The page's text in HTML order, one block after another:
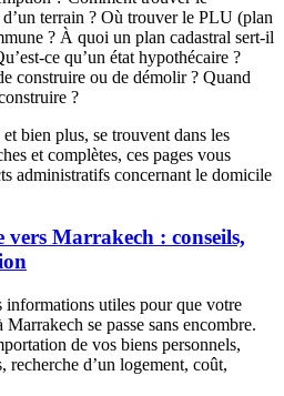
terrain ? Où trouver le PLU (plan
? À quoi un plan cadastral sert-il
ce qu’un état hypothécaire ?
construire ou de démolir ? Quand
?
bien plus, se trouvent dans les
et complètes, ces pages vous
administratifs concernant le domicile
vers Marrakech : conseils,
informations utiles pour que votre
se passe sans encombre.
de vos biens personnels,
recherche d’un logement, coût,